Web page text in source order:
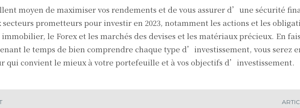
moyen de maximiser vos rendements et de vous assurer d’une sécurité
prometteurs pour investir en 2023, notamment les actions et les
le Forex et les marchés des devises et les matériaux précieux. En
le temps de bien comprendre chaque type d’investissement, vous serez
qui convient le mieux à votre portefeuille et à vos objectifs d’investissement.